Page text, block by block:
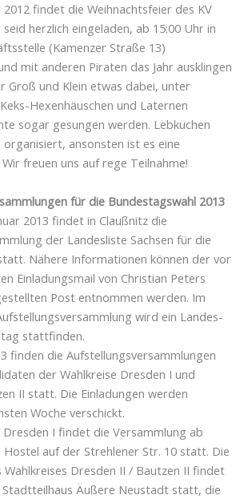
findet die Weihnachtsfeier des KV
herzlich eingeladen, ab 15:00 Uhr in
(Kamenzer Straße 13)
mit anderen Piraten das Jahr ausklingen
Groß und Klein etwas dabei, unter
Hexenhäuschen und Laternen
sogar gesungen werden. Lebkuchen
organisiert, ansonsten ist es eine
freuen uns auf rege Teilnahme!
für die Bundestagswahl 2013
2013 findet in Claußnitz die
der Landesliste Sachsen für die
Nähere Informationen können der vor
Einladungsmail von Christian Peters
Post entnommen werden. Im
wird ein Landes-
stattfinden.
finden die Aufstellungsversammlungen
der Wahlkreise Dresden I und
II statt. Die Einladungen werden
Woche verschickt.
Dresden I findet die Versammlung ab
Hostel auf der Strehlener Str. 10 statt. Die
Wahlkreises Dresden II / Bautzen II findet
Stadtteilhaus Äußere Neustadt statt, die